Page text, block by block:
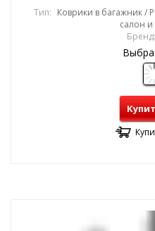
Тип: Коврики в багажник /
салон
Бренд: